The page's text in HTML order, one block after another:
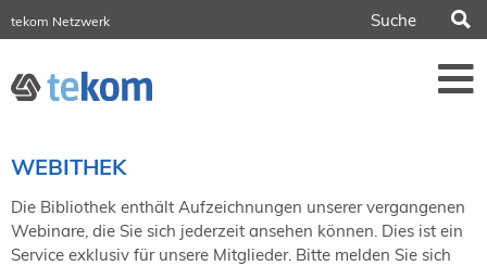
tekom Netzwerk
tech-writer.info
18.-19. März 2027
Information Energy
21.-23. April 2027 Online
WEBITHEK
Die Bibliothek enthält Aufzeichnungen unserer vergangenen
Webinare, die Sie sich jederzeit ansehen können. Dies ist ein
Service exklusiv für unsere Mitglieder. Bitte melden Sie sich